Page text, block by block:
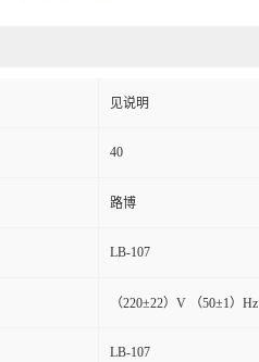
见说明
40
路博
LB-107
（220±22）V （50±1）Hz
LB-107